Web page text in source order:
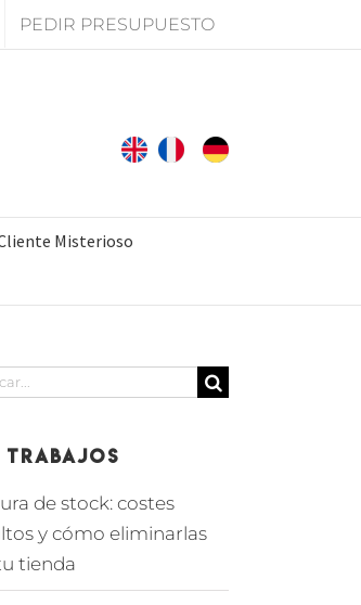
PEDIR PRESUPUESTO
Misterioso
Trabajos
de stock: costes
y cómo eliminarlas
tienda